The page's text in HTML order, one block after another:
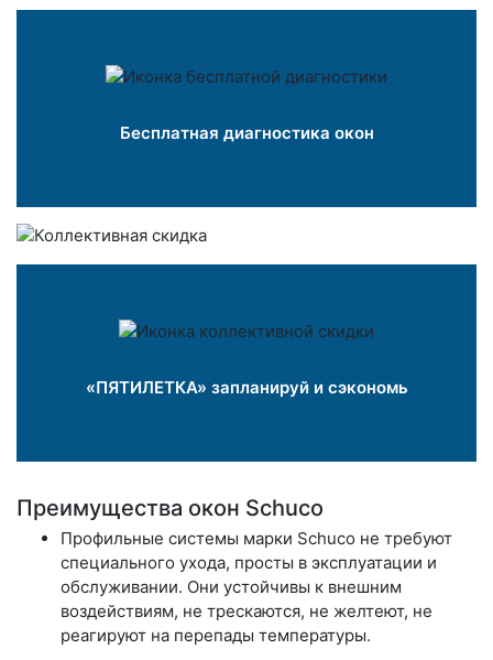
Бесплатная диагностика окон
«ПЯТИЛЕТКА» запланируй и сэкономь
Преимущества окон Schuco
Профильные системы марки Schuco не требуют
специального ухода, просты в эксплуатации и
обслуживании. Они устойчивы к внешним
воздействиям, не трескаются, не желтеют, не
реагируют на перепады температуры.